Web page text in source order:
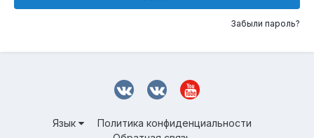
Забыли пароль?
Язык
Политика конфиденциальности